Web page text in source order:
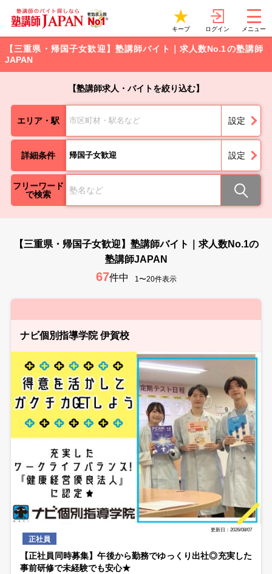
キープ ログイン メニュー
【三重県・帰国子女歓迎】塾講師バイト｜求人数No.1の塾講師
JAPAN
【塾講師求人・バイトを絞り込む】
エリア・駅 市区町材・駅名など 設定
詳細条件 帰国子女歓迎 設定
フリーワード
で検索
【三重県・帰国子女歓迎】塾講師バイト｜求人数No.1の
塾講師JAPAN
67件中 1〜20件表示
ナビ個別指導学院 伊賀校
更新日：2026/08/07
正社員
【正社員同時募集】午後から勤務でゆっくり出社◎充実した
事前研修で未経験でも安心★